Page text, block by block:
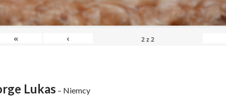
« ‹ 2z2
Lukas – Niemcy